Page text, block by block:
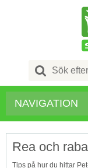
Search
for:
NAVIGATION
Rea och
Tips på hur du hittar